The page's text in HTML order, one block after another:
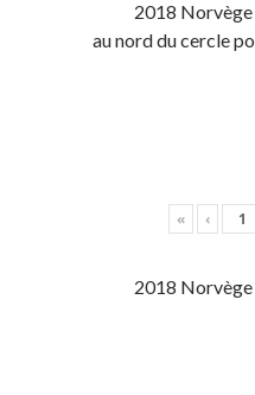
2018 Norvège
au nord du cercle
« ‹
2018